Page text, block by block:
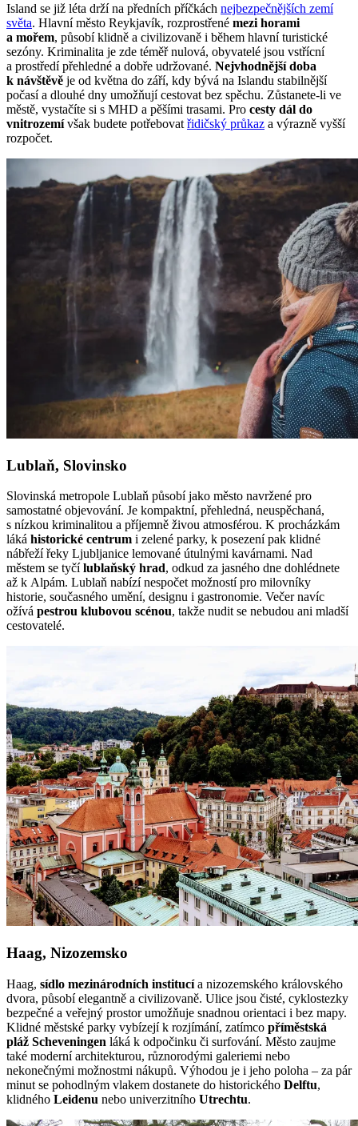
Island se již léta drží na předních příčkách nejbezpečnějších zemí
světa. Hlavní město Reykjavík, rozprostřené mezi horami
a mořem, působí klidně a civilizovaně i během hlavní turistické
sezóny. Kriminalita je zde téměř nulová, obyvatelé jsou vstřícní
a prostředí přehledné a dobře udržované. Nejvhodnější doba
k návštěvě je od května do září, kdy bývá na Islandu stabilnější
počasí a dlouhé dny umožňují cestovat bez spěchu. Zůstanete-li ve
městě, vystačíte si s MHD a pěšími trasami. Pro cesty dál do
vnitrozemívšak budete potřebovat řidičský průkaz a výrazně vyšší
rozpočet.
Lublaň, Slovinsko
Slovinská metropole Lublaň působí jako město navržené pro
samostatné objevování. Je kompaktní, přehledná, neuspěchaná,
s nízkou kriminalitou a příjemně živou atmosférou. K procházkám
láká historické centrum i zelené parky, k posezení pak klidné
nábřeží řeky Ljubljanice lemované útulnými kavárnami. Nad
městem se tyčílublaňský hrad, odkud za jasného dne dohlédnete
až k Alpám. Lublaň nabízí nespočet možností pro milovníky
historie, současného umění, designu i gastronomie. Večer navíc
ožívá pestrou klubovou scénou, takže nudit se nebudou ani mladší
cestovatelé.
Haag, Nizozemsko
Haag, sídlo mezinárodních institucía nizozemského královského
dvora, působí elegantně a civilizovaně. Ulice jsou čisté, cyklostezky
bezpečné a veřejný prostor umožňuje snadnou orientaci i bez mapy.
Klidné městské parky vybízejí k rozjímání, zatímco příměstská
pláž Scheveningen láká k odpočinku či surfování. Město zaujme
také moderní architekturou, různorodými galeriemi nebo
nekonečnými možnostmi nákupů. Výhodou je i jeho poloha – za pár
minut se pohodlným vlakem dostanete do historického Delftu,
klidného Leidenu nebo univerzitního Utrechtu.